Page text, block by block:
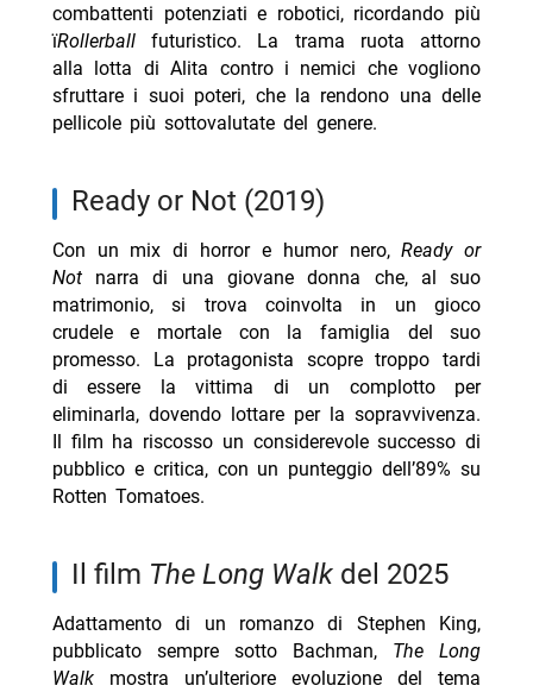
combattenti potenziati e robotici, ricordando più
ïRollerballfuturistico. La trama ruota attorno
alla lotta di Alita contro i nemici che vogliono
sfruttare i suoi poteri, che la rendono una delle
pellicole più sottovalutate del genere.
Ready or Not (2019)
Con un mix di horror e humor nero,Ready or
Notnarra di una giovane donna che, al suo
matrimonio, si trova coinvolta in un gioco
crudele e mortale con la famiglia del suo
promesso. La protagonista scopre troppo tardi
di essere la vittima di un complotto per
eliminarla, dovendo lottare per la sopravvivenza.
Il film ha riscosso un considerevole successo di
pubblico e critica, con un punteggio dell’89% su
Rotten Tomatoes.
il film The Long Walkdel 2025
Adattamento di un romanzo di Stephen King,
pubblicato sempre sotto Bachman, The Long
Walkmostra un’ulteriore evoluzione del tema